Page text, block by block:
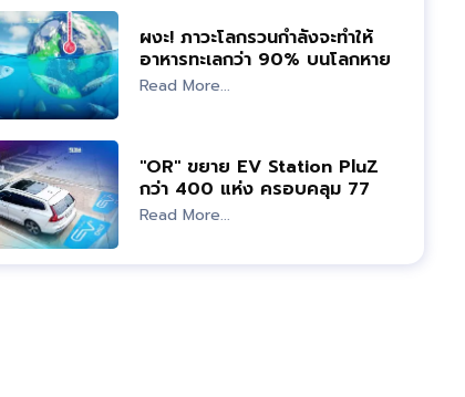
ผงะ! ภาวะโลกรวนกำลังจะทำให้
อาหารทะเลกว่า 90% บนโลกหาย
ไป
Read More...
"OR" ขยาย EV Station PluZ
กว่า 400 แห่ง ครอบคลุม 77
จังหวัด
Read More...